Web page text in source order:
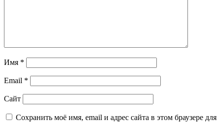
Имя *
Email *
Сайт
Сохранить моё имя, email и адрес сайта в этом браузере для